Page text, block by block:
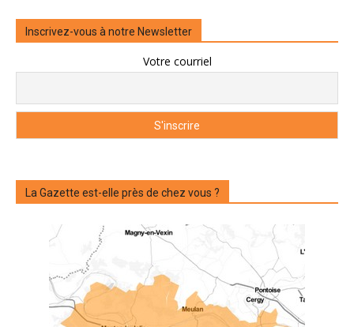
Inscrivez-vous à notre Newsletter
Votre courriel
La Gazette est-elle près de chez vous ?